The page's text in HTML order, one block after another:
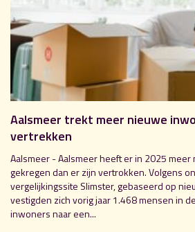
Aalsmeer trekt meer nieuwe
vertrekken
Aalsmeer - Aalsmeer heeft er in 2025
gekregen dan er zijn vertrokken. Volgens
vergelijkingssite Slimster, gebaseerd op
vestigden zich vorig jaar 1.468 mensen in
inwoners naar een...